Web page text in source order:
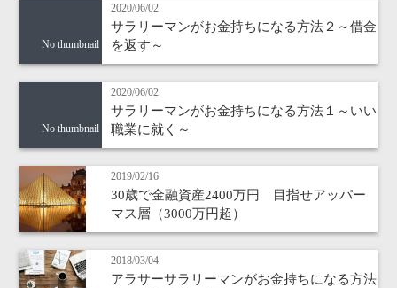
No thumbnail
2020/06/02
サラリーマンがお金持ちになる方法２～借金
を返す～
No thumbnail
2020/06/02
サラリーマンがお金持ちになる方法１～いい
職業に就く～
2019/02/16
30歳で金融資産2400万円 目指せアッパー
マス層（3000万円超）
2018/03/04
アラサーサラリーマンがお金持ちになる方法